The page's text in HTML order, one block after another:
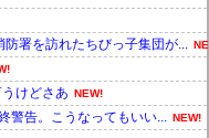
署を訪れたちびっ子集団が...
けどさあ NEW!
警告。こうなってもいい... NEW!